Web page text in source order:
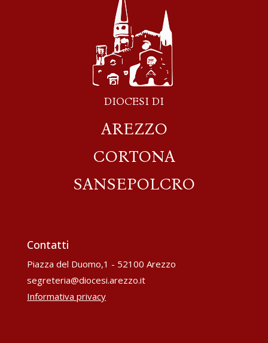
DIOCESI DI
AREZZO
CORTONA
SANSEPOLCRO
Contatti
Piazza del Duomo,1 - 52100 Arezzo
segreteria@diocesi.arezzo.it
Informativa privacy